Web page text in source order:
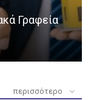
Γραφεία
περισσότερο